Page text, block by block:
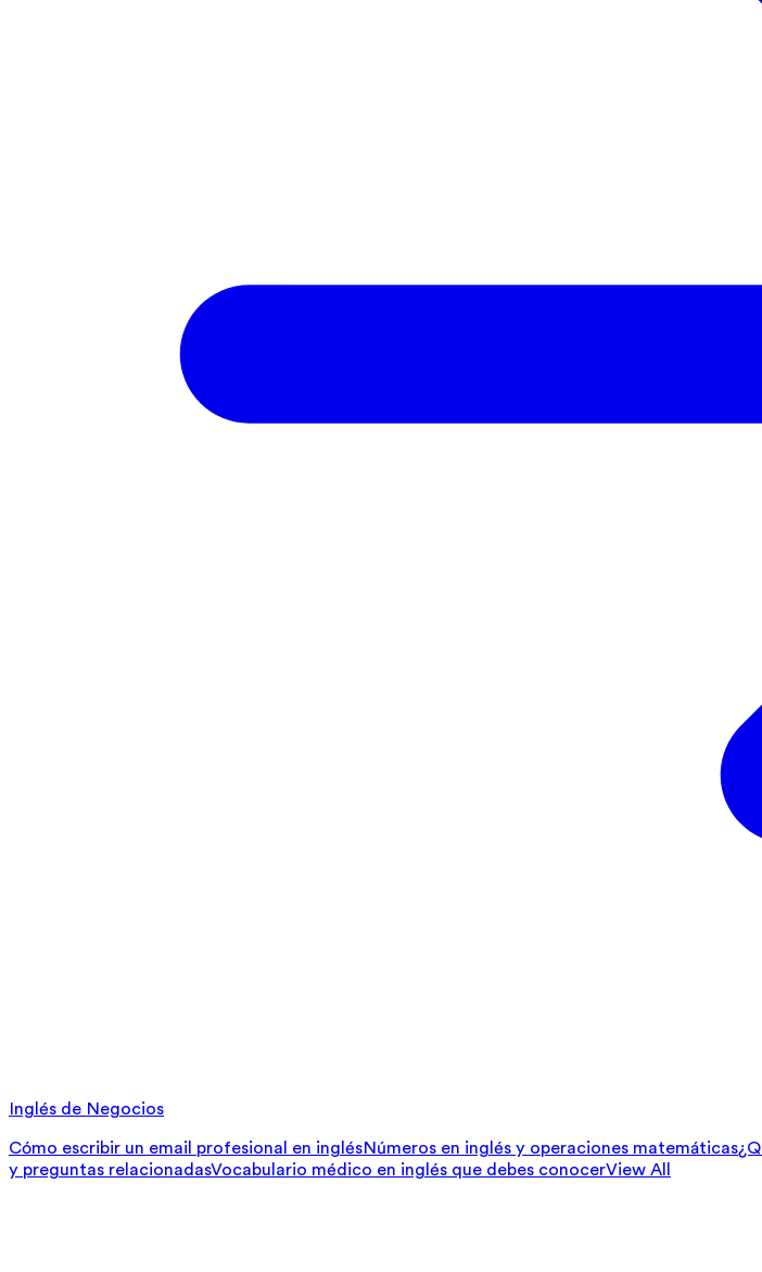
Inglés de Negocios
Cómo escribir un email profesional en inglésNúmeros en inglés y operaciones matemáticas
y preguntas relacionadasVocabulario médico en inglés que debes conocerView All